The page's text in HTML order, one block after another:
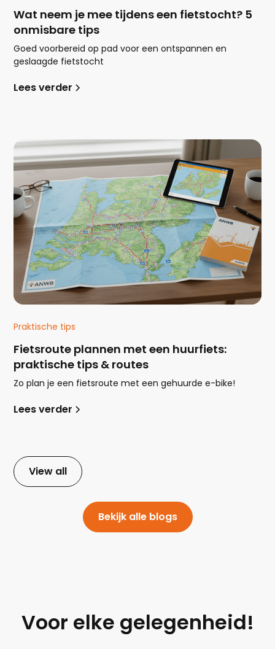
Wat neem je mee tijdens een fietstocht? 5
onmisbare tips
Goed voorbereid op pad voor een ontspannen en
geslaagde fietstocht
Lees verder
Praktische tips
Fietsroute plannen met een huurfiets:
praktische tips & routes
Zo plan je een fietsroute met een gehuurde e-bike!
Lees verder
View all
Bekijk alle blogs
Voor elke gelegenheid!